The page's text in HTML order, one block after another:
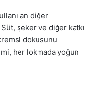
diğer
şeker ve diğer katkı
dokusunu
her lokmada yoğun